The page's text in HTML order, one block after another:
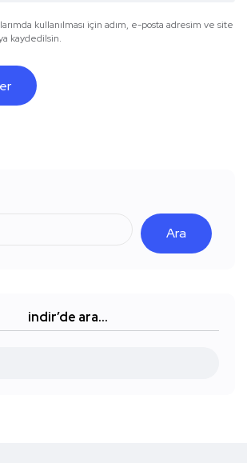
kullanılması için adım, e-posta adresim ve site
kaydedilsin.
Ara
indir’de ara…